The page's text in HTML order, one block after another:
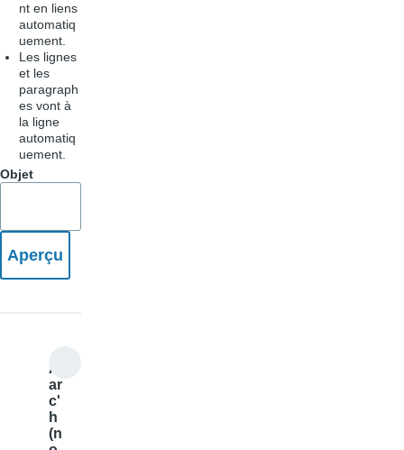
nt en liens
automatiq
uement.
Les lignes
et les
paragraph
es vont à
la ligne
automatiq
uement.
Objet
Al
ar
c'
h
(n